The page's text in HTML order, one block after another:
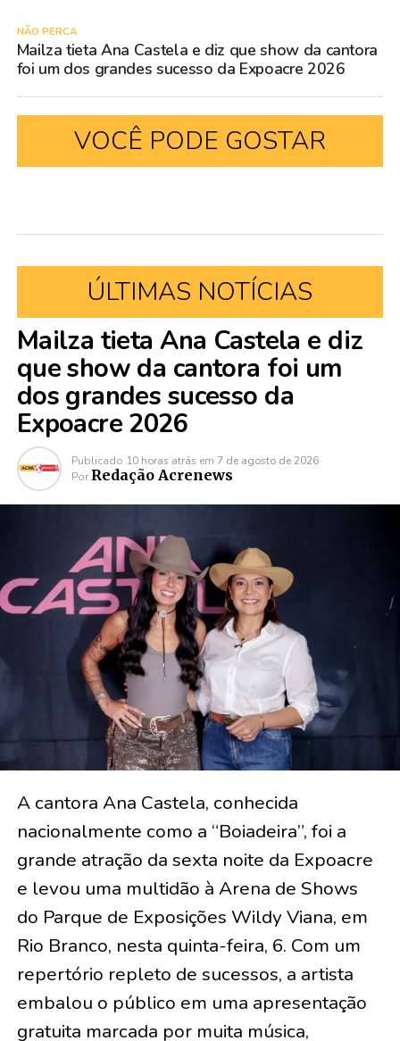
NÃO PERCA
Mailza tieta Ana Castela e diz que show da cantora
foi um dos grandes sucesso da Expoacre 2026
VOCÊ PODE GOSTAR
ÚLTIMAS NOTÍCIAS
Mailza tieta Ana Castela e diz
que show da cantora foi um
dos grandes sucesso da
Expoacre 2026
Publicado 10 horas atrás em 7 de agosto de 2026
Por Redação Acrenews
A cantora Ana Castela, conhecida
nacionalmente como a “Boiadeira”, foi a
grande atração da sexta noite da Expoacre
e levou uma multidão à Arena de Shows
do Parque de Exposições Wildy Viana, em
Rio Branco, nesta quinta-feira, 6. Com um
repertório repleto de sucessos, a artista
embalou o público em uma apresentação
gratuita marcada por muita música,